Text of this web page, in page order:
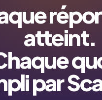
atteint.
par